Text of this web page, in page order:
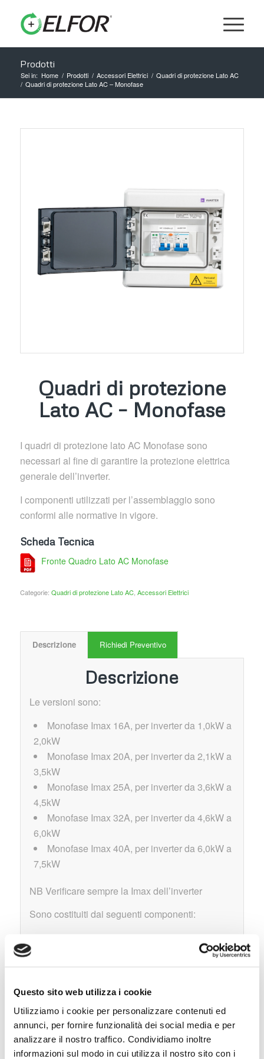
Questo sito web utilizza i cookie
Utilizziamo i cookie per personalizzare contenuti ed
annunci, per fornire funzionalità dei social media e per
analizzare il nostro traffico. Condividiamo inoltre
informazioni sul modo in cui utilizza il nostro sito con i
Prodotti
Sei in: Home / Prodotti / Accessori Elettrici / Quadri di protezione Lato AC
/ Quadri di protezione Lato AC – Monofase
Quadri di protezione
Lato AC – Monofase
I quadri di protezione lato AC Monofase sono
necessari al fine di garantire la protezione elettrica
generale dell’inverter.
I componenti utilizzati per l’assemblaggio sono
conformi alle normative in vigore.
Scheda Tecnica
Fronte Quadro Lato AC Monofase
Categorie: Quadri di protezione Lato AC, Accessori Elettrici
Descrizione Richiedi Preventivo
Descrizione
Le versioni sono:
Monofase Imax 16A, per inverter da 1,0kW a
2,0kW
Monofase Imax 20A, per inverter da 2,1kW a
3,5kW
Monofase Imax 25A, per inverter da 3,6kW a
4,5kW
Monofase Imax 32A, per inverter da 4,6kW a
6,0kW
Monofase Imax 40A, per inverter da 6,0kW a
7,5kW
NB Verificare sempre la Imax dell’inverter
Sono costituiti dai seguenti componenti:
Interruttore magnetotermici differenziali 6Ka
Interruttore magnetotermici 6Ka Tipo C,
Scaricatore di sovratensione Classe II 1P+N
40kA 275Vac,
Accessori a completamento rispondenti alle